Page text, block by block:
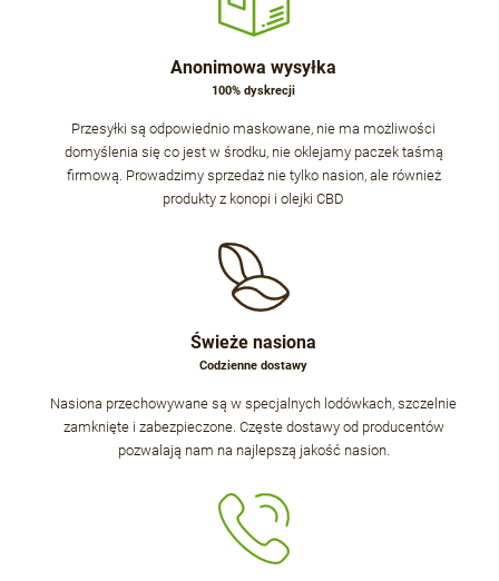
Anonimowa wysyłka
100% dyskrecji
Przesyłki są odpowiednio maskowane, nie ma możliwości
domyślenia się co jest w środku, nie oklejamy paczek taśmą
firmową. Prowadzimy sprzedaż nie tylko nasion, ale również
produkty z konopi i olejki CBD
Świeże nasiona
Codzienne dostawy
Nasiona przechowywane są w specjalnych lodówkach, szczelnie
zamknięte i zabezpieczone. Częste dostawy od producentów
pozwalają nam na najlepszą jakość nasion.